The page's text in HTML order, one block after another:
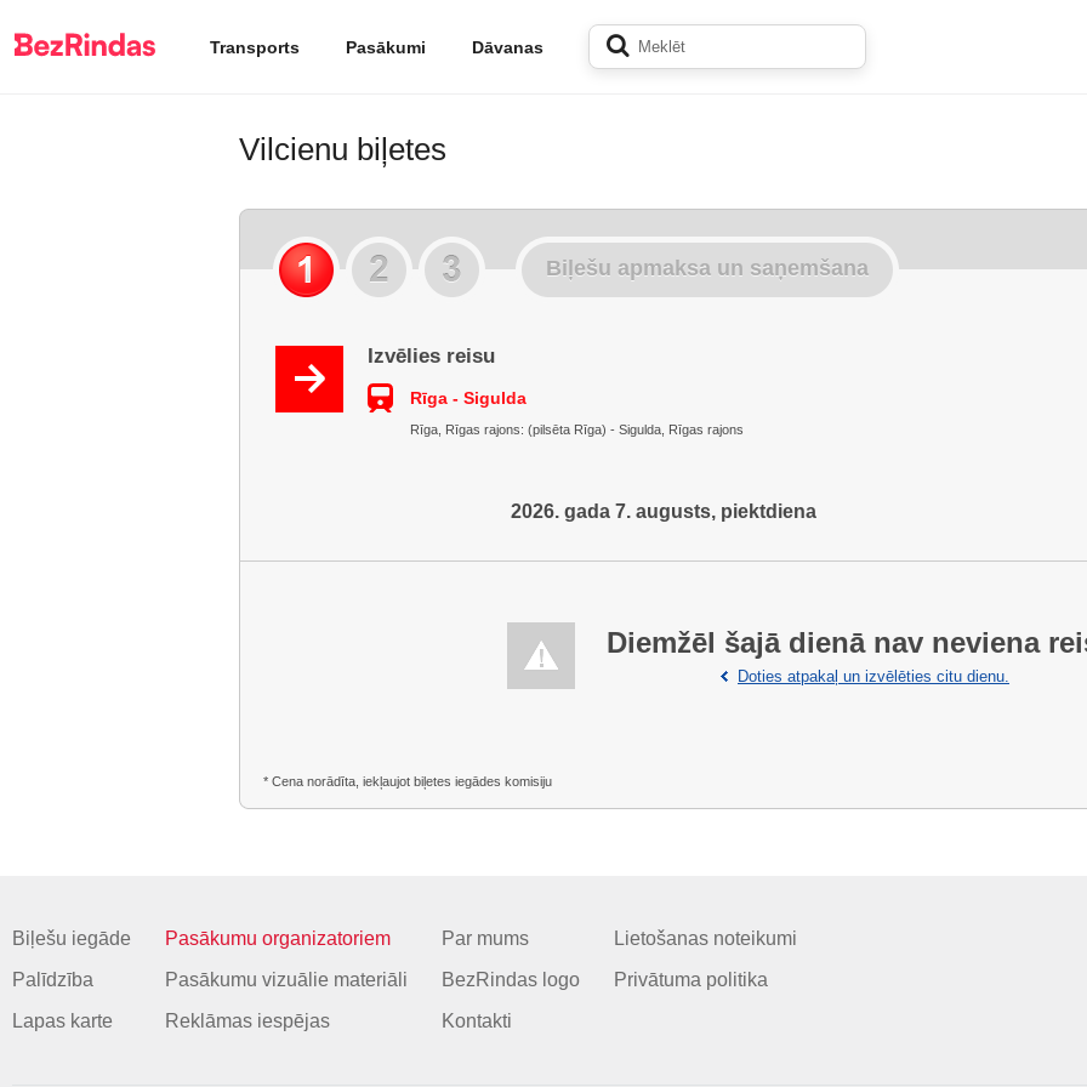
Transports Pasākumi Dāvanas
Vilcienu biļetes
Biļešu apmaksa un saņemšana
Izvēlies reisu
Rīga - Sigulda
Rīga, Rīgas rajons: (pilsēta Rīga) - Sigulda, Rīgas rajons
2026. gada 7. augusts, piektdiena
Diemžēl šajā dienā nav neviena
Doties atpakaļ un izvēlēties citu dienu.
* Cena norādīta, iekļaujot biļetes iegādes komisiju
Biļešu iegāde
Palīdzība
Lapas karte
Pasākumu organizatoriem
Pasākumu vizuālie materiāli
Reklāmas iespējas
Par mums
BezRindas logo
Kontakti
Lietošanas noteikumi
Privātuma politika